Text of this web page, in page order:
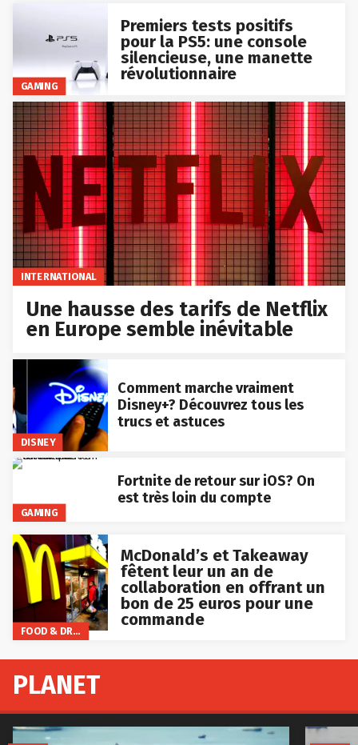
GAMING
Premiers tests positifs
pour la PS5: une console
silencieuse, une manette
révolutionnaire
INTERNATIONAL
Une hausse des tarifs de Netflix
en Europe semble inévitable
DISNEY
Comment marche vraiment
Disney+? Découvrez tous les
trucs et astuces
GAMING
Fortnite de retour sur iOS? On
est très loin du compte
FOOD & DRINKS
McDonald’s et Takeaway
fêtent leur un an de
collaboration en offrant un
bon de 25 euros pour une
commande
PLANET